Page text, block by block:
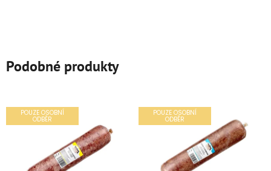
Podobné produkty
POUZE OSOBNÍ
ODBĚR
POUZE OSOBNÍ
ODBĚR